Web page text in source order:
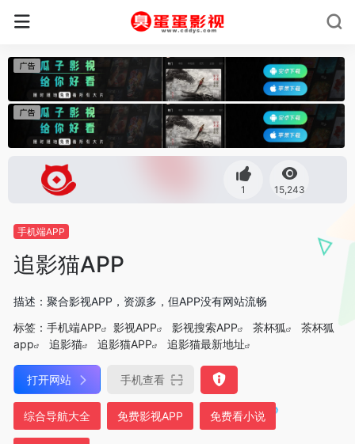
1 15,243
手机端APP
追影猫APP
描述：聚合影视APP，资源多，但APP没有网站流畅
标签： 手机端APP 影视APP 影视搜索APP 茶杯狐
茶杯狐
app
追影猫 追影猫APP 追影猫最新地址
打开网站 手机查看
综合导航大全 免费影视APP 免费看小说